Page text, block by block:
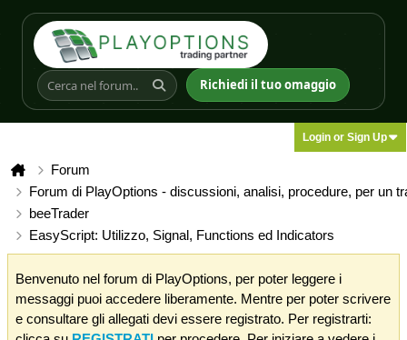
Richiedi il tuo omaggio
Login or Sign Up
Forum
Forum di PlayOptions - discussioni, analisi, procedure, per un
beeTrader
EasyScript: Utilizzo, Signal, Functions ed Indicators
Benvenuto nel forum di PlayOptions, per poter leggere i
messaggi puoi accedere liberamente. Mentre per poter scrivere
e consultare gli allegati devi essere registrato. Per registrarti: